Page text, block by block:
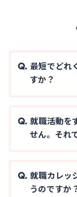
最短でどれ
すか？
就職活動を
せん。それ
就職カレッ
うのですか